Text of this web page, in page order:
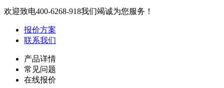
欢迎致电400-6268-918我们竭诚为您服务！
报价方案
联系我们
产品详情
常见问题
在线报价